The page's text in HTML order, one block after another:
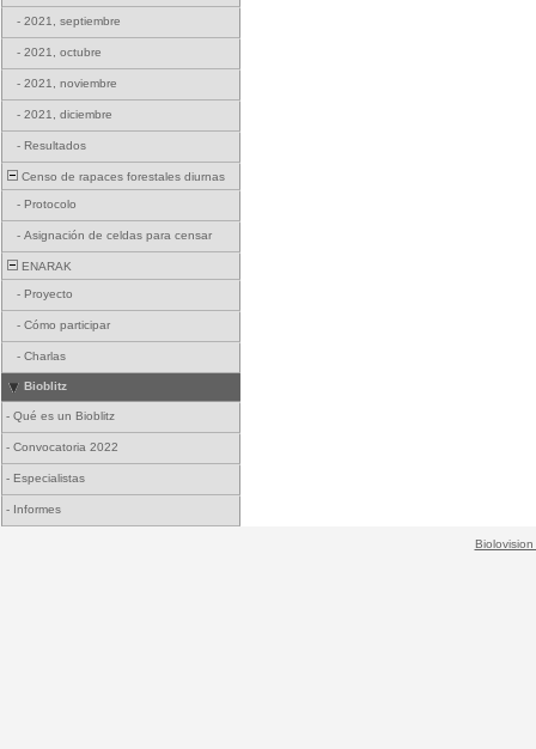
- 2021, septiembre
- 2021, octubre
- 2021, noviembre
- 2021, diciembre
- Resultados
Censo de rapaces forestales diurnas
- Protocolo
- Asignación de celdas para censar
ENARAK
- Proyecto
- Cómo participar
- Charlas
Bioblitz
- Qué es un Bioblitz
- Convocatoria 2022
- Especialistas
- Informes
Biolovision